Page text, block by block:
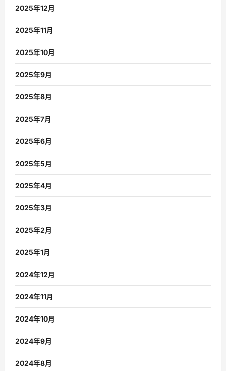
2025年12月
2025年11月
2025年10月
2025年9月
2025年8月
2025年7月
2025年6月
2025年5月
2025年4月
2025年3月
2025年2月
2025年1月
2024年12月
2024年11月
2024年10月
2024年9月
2024年8月